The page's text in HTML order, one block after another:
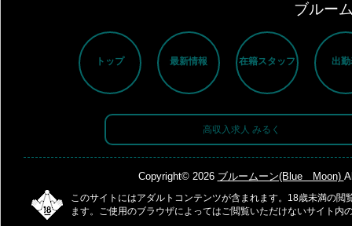
ブルー
トップ 最新情報 在籍スタッフ 出
高収入求人 みるく
Copyright© 2026 ブルームーン(Blue Moon)
このサイトにはアダルトコンテンツが含まれます。18歳未満の
ます。ご使用のブラウザによってはご閲覧いただけないサイト